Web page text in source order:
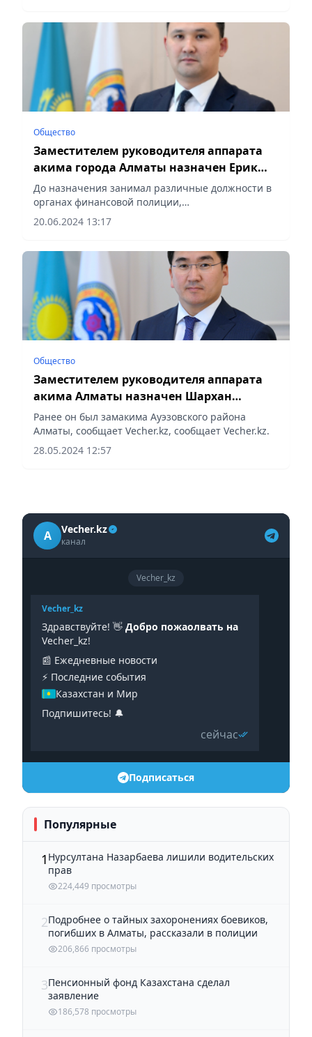
Общество
Заместителем руководителя аппарата
акима города Алматы назначен Ерик
Жумабай
До назначения занимал различные должности в
органах финансовой полиции,
сообщает Vecher.kz.
20.06.2024 13:17
Общество
Заместителем руководителя аппарата
акима Алматы назначен Шархан
Турсунбаев
Ранее он был замакима Ауэзовского района
Алматы, сообщает Vecher.kz, сообщает Vecher.kz.
28.05.2024 12:57
A Vecher.kz
канал
Vecher_kz
Vecher_kz
Здравствуйте! 👋 Добро пожаолвать на
Vecher_kz!
📰 Ежедневные новости
⚡️ Последние события
Казахстан и Мир
Подпишитесь! 🔔
сейчас
Подписаться
Популярные
1 Нурсултана Назарбаева лишили водительских
прав
224,449 просмотры
2Подробнее о тайных захоронениях боевиков,
погибших в Алматы, рассказали в полиции
206,866 просмотры
3Пенсионный фонд Казахстана сделал
заявление
186,578 просмотры